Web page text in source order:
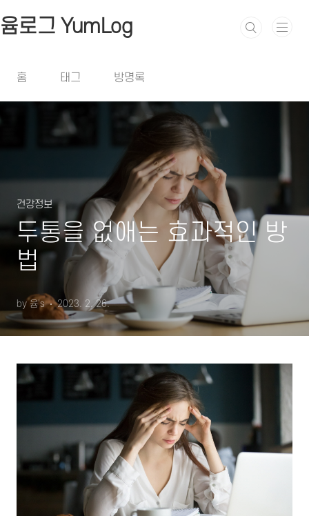
윰로그 YumLog
홈 태그 방명록
건강정보
두통을 없애는 효과적인 방
법
by 윰's 2023. 2. 26.